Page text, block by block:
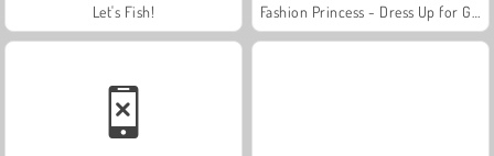
Let's Fish!